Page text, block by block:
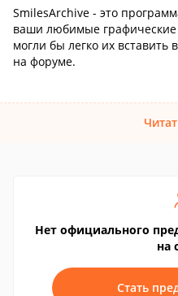
SmilesArchive - это
ваши любимые
могли бы легко их вставить
на форуме.
Нет официального
на
Стать